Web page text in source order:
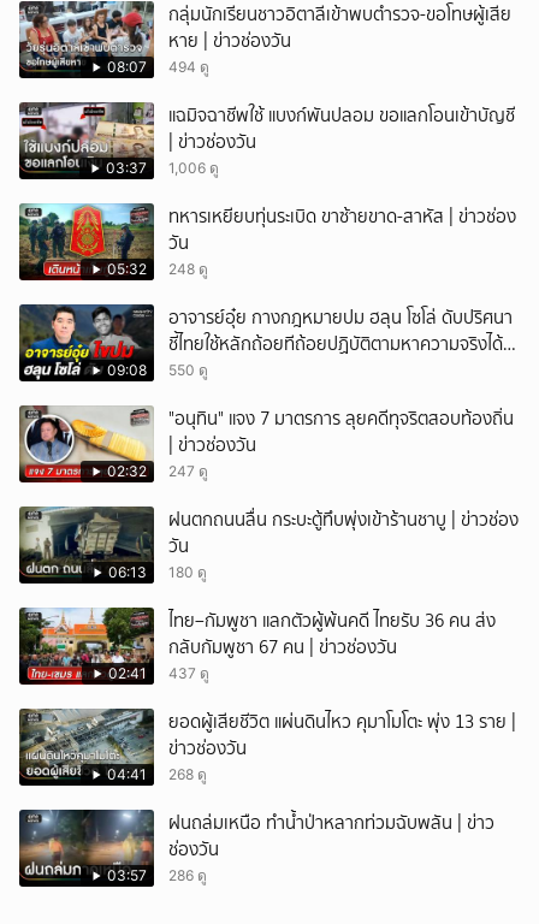
08:07
กลุ่มนักเรียนชาวอิตาลีเข้าพบตำรวจ-ขอโทษผู้เสีย
หาย | ข่าวช่องวัน
494 ดู
03:37
แฉมิจฉาชีพใช้ แบงก์พันปลอม ขอแลกโอนเข้าบัญชี
| ข่าวช่องวัน
1,006 ดู
05:32
ทหารเหยียบทุ่นระเบิด ขาซ้ายขาด-สาหัส | ข่าวช่อง
วัน
248 ดู
09:08
อาจารย์อุ๋ย กางกฎหมายปม ฮลุน โซโล่ ดับปริศนา
ชี้ไทยใช้หลักถ้อยทีถ้อยปฏิบัติตามหาความจริงได้
แม้ไร้สนธิสัญญา
550 ดู
02:32
"อนุทิน" แจง 7 มาตรการ ลุยคดีทุจริตสอบท้องถิ่น
| ข่าวช่องวัน
247 ดู
06:13
ฝนตกถนนลื่น กระบะตู้ทึบพุ่งเข้าร้านชาบู | ข่าวช่อง
วัน
180 ดู
02:41
ไทย–กัมพูชา แลกตัวผู้พ้นคดี ไทยรับ 36 คน ส่ง
กลับกัมพูชา 67 คน | ข่าวช่องวัน
437 ดู
04:41
ยอดผู้เสียชีวิต แผ่นดินไหว คุมาโมโตะ พุ่ง 13 ราย |
ข่าวช่องวัน
268 ดู
03:57
ฝนถล่มเหนือ ทำน้ำป่าหลากท่วมฉับพลัน | ข่าว
ช่องวัน
286 ดู